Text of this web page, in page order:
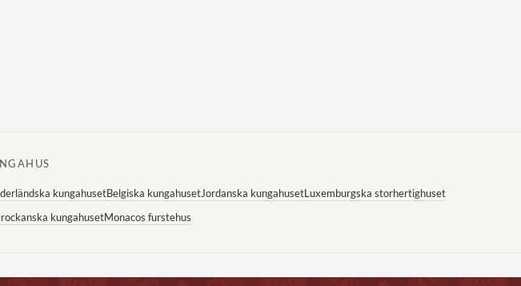
kungahusetBelgiska kungahusetJordanska kungahusetLuxemburgska storhertighuset
kungahusetMonacos furstehus